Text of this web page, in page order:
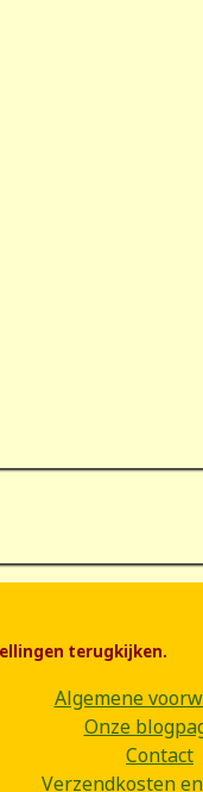
terugkijken.
Algemene
Onze
Contact
Verzendkosten